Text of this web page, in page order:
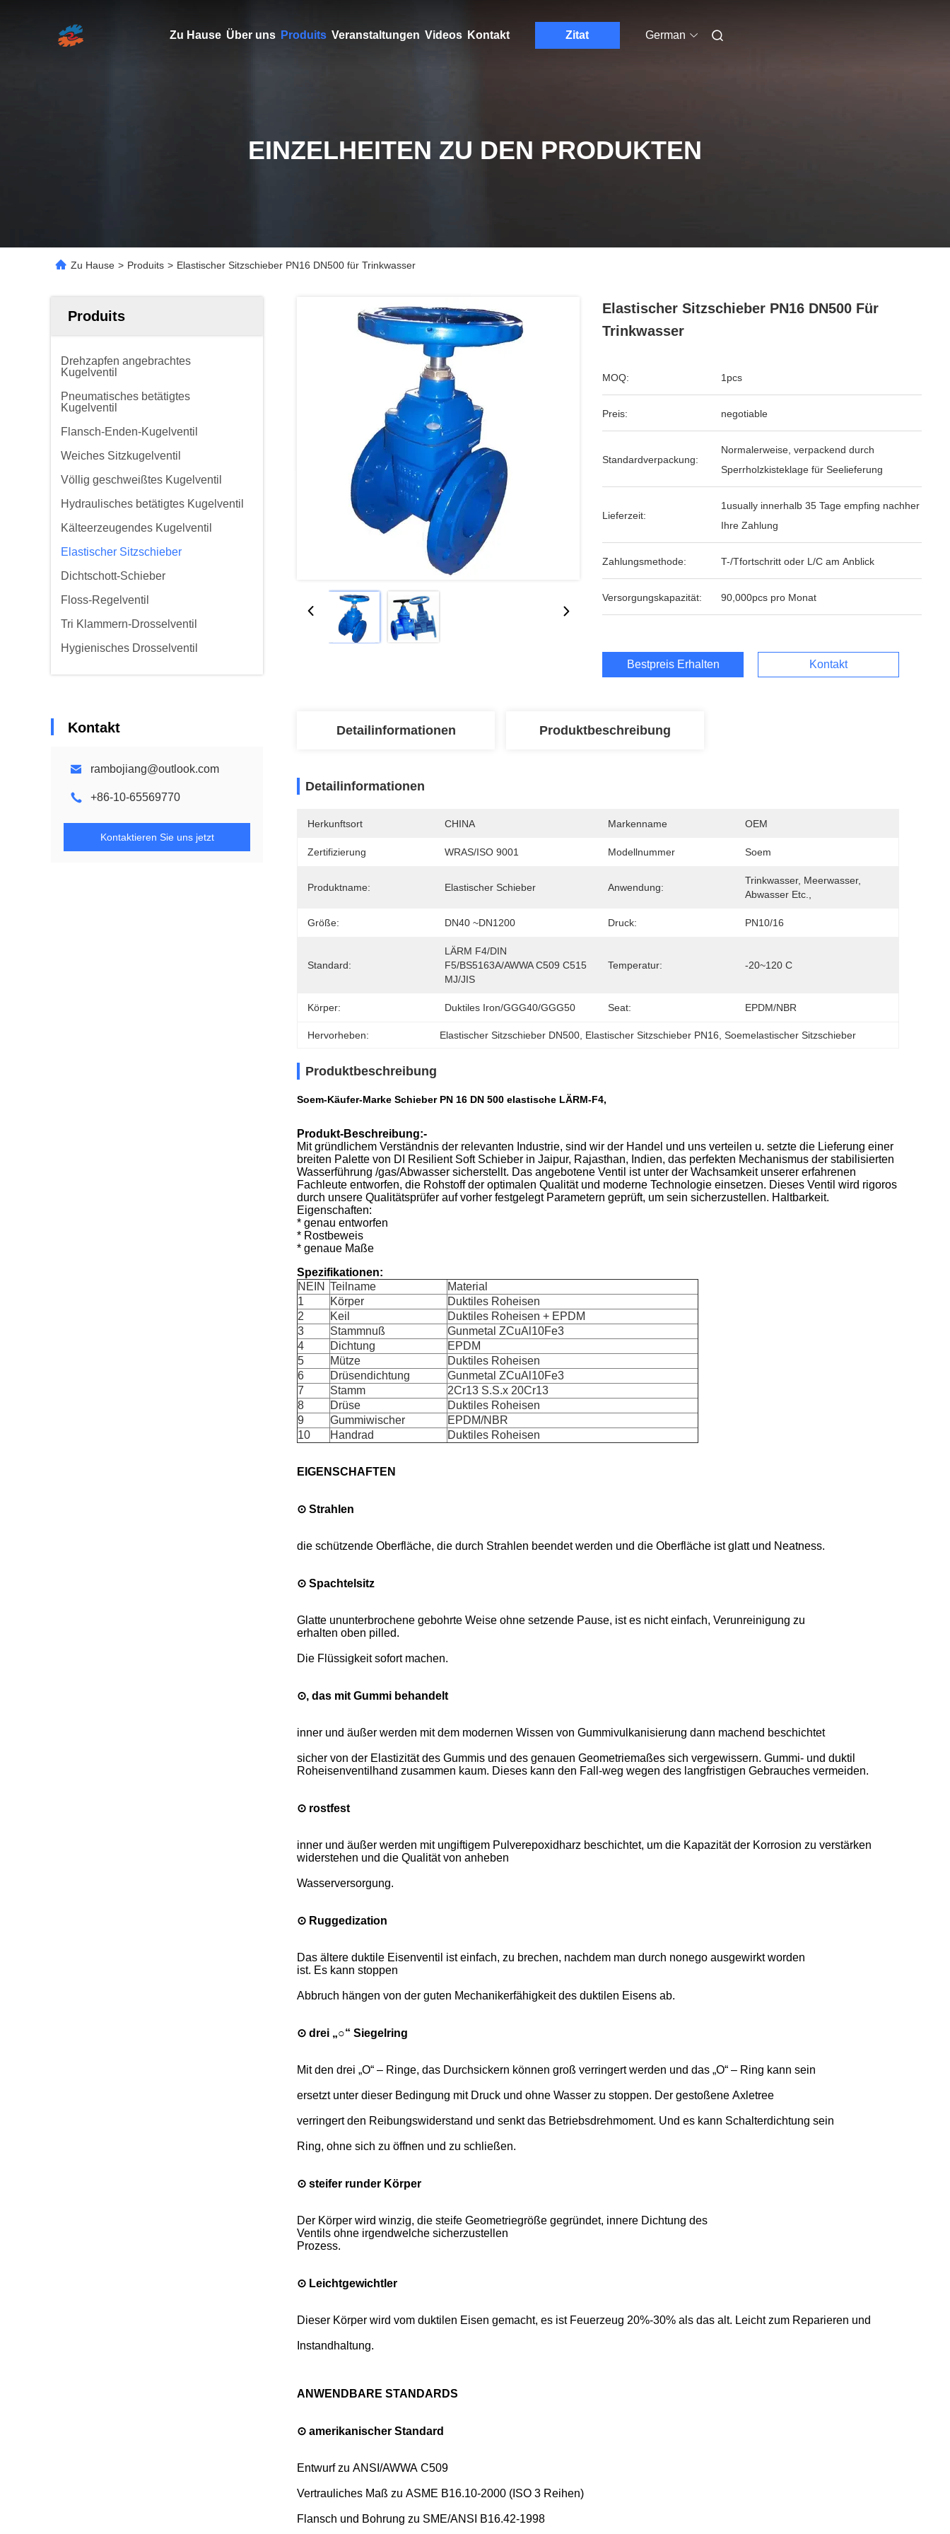
Zu Hause Über uns Produits Veranstaltungen Videos Kontakt Zitat German
EINZELHEITEN ZU DEN PRODUKTEN
Zu Hause > Produits > Elastischer Sitzschieber PN16 DN500 für Trinkwasser
Produits
Drehzapfen angebrachtes
Kugelventil
Pneumatisches betätigtes
Kugelventil
Flansch-Enden-Kugelventil
Weiches Sitzkugelventil
Völlig geschweißtes Kugelventil
Hydraulisches betätigtes Kugelventil
Kälteerzeugendes Kugelventil
Elastischer Sitzschieber
Dichtschott-Schieber
Floss-Regelventil
Tri Klammern-Drosselventil
Hygienisches Drosselventil
Kontakt
rambojiang@outlook.com
+86-10-65569770
Kontaktieren Sie uns jetzt
Elastischer Sitzschieber PN16 DN500 Für
Trinkwasser
MOQ: 1pcs
Preis: negotiable
Standardverpackung:
Normalerweise, verpackend durch
Sperrholzkisteklage für Seelieferung
Lieferzeit:
1usually innerhalb 35 Tage empfing nachher
Ihre Zahlung
Zahlungsmethode: T-/Tfortschritt oder L/C am Anblick
Versorgungskapazität: 90,000pcs pro Monat
Bestpreis Erhalten Kontakt
Detailinformationen Produktbeschreibung
Detailinformationen
Herkunftsort CHINA Markenname OEM
Zertifizierung WRAS/ISO 9001 Modellnummer Soem
Produktname: Elastischer Schieber Anwendung:
Trinkwasser, Meerwasser,
Abwasser Etc.,
Größe: DN40 ~DN1200 Druck: PN10/16
Standard:
LÄRM F4/DIN
F5/BS5163A/AWWA C509 C515
MJ/JIS
Temperatur: -20~120 C
Körper: Duktiles Iron/GGG40/GGG50 Seat: EPDM/NBR
Hervorheben: Elastischer Sitzschieber DN500 Elastischer Sitzschieber PN16 , Soemelastischer Sitzschieber
Produktbeschreibung
Soem-Käufer-Marke Schieber PN 16 DN 500 elastische LÄRM-F4,
Produkt-Beschreibung:-
Mit gründlichem Verständnis der relevanten Industrie, sind wir der Handel und uns verteilen u. setzte die Lieferung einer
breiten Palette von DI Resilient Soft Schieber in Jaipur, Rajasthan, Indien, das perfekten Mechanismus der stabilisierten
Wasserführung /gas/Abwasser sicherstellt. Das angebotene Ventil ist unter der Wachsamkeit unserer erfahrenen
Fachleute entworfen, die Rohstoff der optimalen Qualität und moderne Technologie einsetzen. Dieses Ventil wird rigoros
durch unsere Qualitätsprüfer auf vorher festgelegt Parametern geprüft, um sein sicherzustellen. Haltbarkeit.
Eigenschaften:
* genau entworfen
* Rostbeweis
* genaue Maße
Spezifikationen:
NEIN Teilname
Material
1
Körper
Duktiles Roheisen
2
Keil
Duktiles Roheisen + EPDM
3
Stammnuß
Gunmetal ZCuAl10Fe3
4
Dichtung
EPDM
5
Mütze
Duktiles Roheisen
6
Drüsendichtung
Gunmetal ZCuAl10Fe3
7
Stamm
2Cr13 S.S.x 20Cr13
8
Drüse
Duktiles Roheisen
9
Gummiwischer
EPDM/NBR
10
Handrad Duktiles Roheisen
EIGENSCHAFTEN
⊙ Strahlen
die schützende Oberfläche, die durch Strahlen beendet werden und die Oberfläche ist glatt und Neatness.
⊙ Spachtelsitz
Glatte ununterbrochene gebohrte Weise ohne setzende Pause, ist es nicht einfach, Verunreinigung zu
erhalten oben pilled.
Die Flüssigkeit sofort machen.
⊙, das mit Gummi behandelt
inner und äußer werden mit dem modernen Wissen von Gummivulkanisierung dann machend beschichtet
sicher von der Elastizität des Gummis und des genauen Geometriemaßes sich vergewissern. Gummi- und duktil
Roheisenventilhand zusammen kaum. Dieses kann den Fall-weg wegen des langfristigen Gebrauches vermeiden.
⊙ rostfest
inner und äußer werden mit ungiftigem Pulverepoxidharz beschichtet, um die Kapazität der Korrosion zu verstärken
widerstehen und die Qualität von anheben
Wasserversorgung.
⊙ Ruggedization
Das ältere duktile Eisenventil ist einfach, zu brechen, nachdem man durch nonego ausgewirkt worden
ist. Es kann stoppen
Abbruch hängen von der guten Mechanikerfähigkeit des duktilen Eisens ab.
⊙ drei „○“ Siegelring
Mit den drei „O“ – Ringe, das Durchsickern können groß verringert werden und das „O“ – Ring kann sein
ersetzt unter dieser Bedingung mit Druck und ohne Wasser zu stoppen. Der gestoßene Axletree
verringert den Reibungswiderstand und senkt das Betriebsdrehmoment. Und es kann Schalterdichtung sein
Ring, ohne sich zu öffnen und zu schließen.
⊙ steifer runder Körper
Der Körper wird winzig, die steife Geometriegröße gegründet, innere Dichtung des
Ventils ohne irgendwelche sicherzustellen
Prozess.
⊙ Leichtgewichtler
Dieser Körper wird vom duktilen Eisen gemacht, es ist Feuerzeug 20%-30% als das alt. Leicht zum Reparieren und
Instandhaltung.
ANWENDBARE STANDARDS
⊙ amerikanischer Standard
Entwurf zu ANSI/AWWA C509
Vertrauliches Maß zu ASME B16.10-2000 (ISO 3 Reihen)
Flansch und Bohrung zu SME/ANSI B16.42-1998